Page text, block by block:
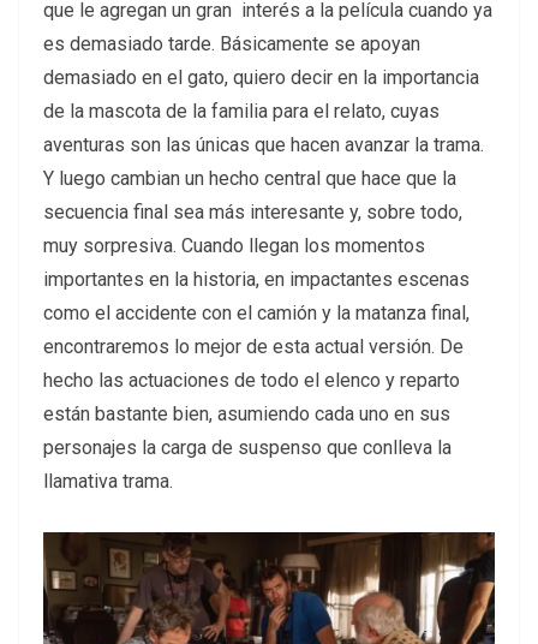
que le agregan un gran interés a la película cuando ya
es demasiado tarde. Básicamente se apoyan
demasiado en el gato, quiero decir en la importancia
de la mascota de la familia para el relato, cuyas
aventuras son las únicas que hacen avanzar la trama.
Y luego cambian un hecho central que hace que la
secuencia final sea más interesante y, sobre todo,
muy sorpresiva. Cuando llegan los momentos
importantes en la historia, en impactantes escenas
como el accidente con el camión y la matanza final,
encontraremos lo mejor de esta actual versión. De
hecho las actuaciones de todo el elenco y reparto
están bastante bien, asumiendo cada uno en sus
personajes la carga de suspenso que conlleva la
llamativa trama.